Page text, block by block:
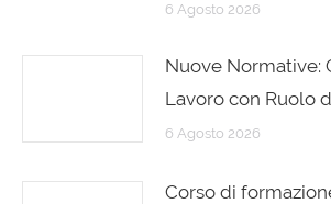
6 Agosto 2026
Nuove Normative:
Lavoro con Ruolo
6 Agosto 2026
Corso di